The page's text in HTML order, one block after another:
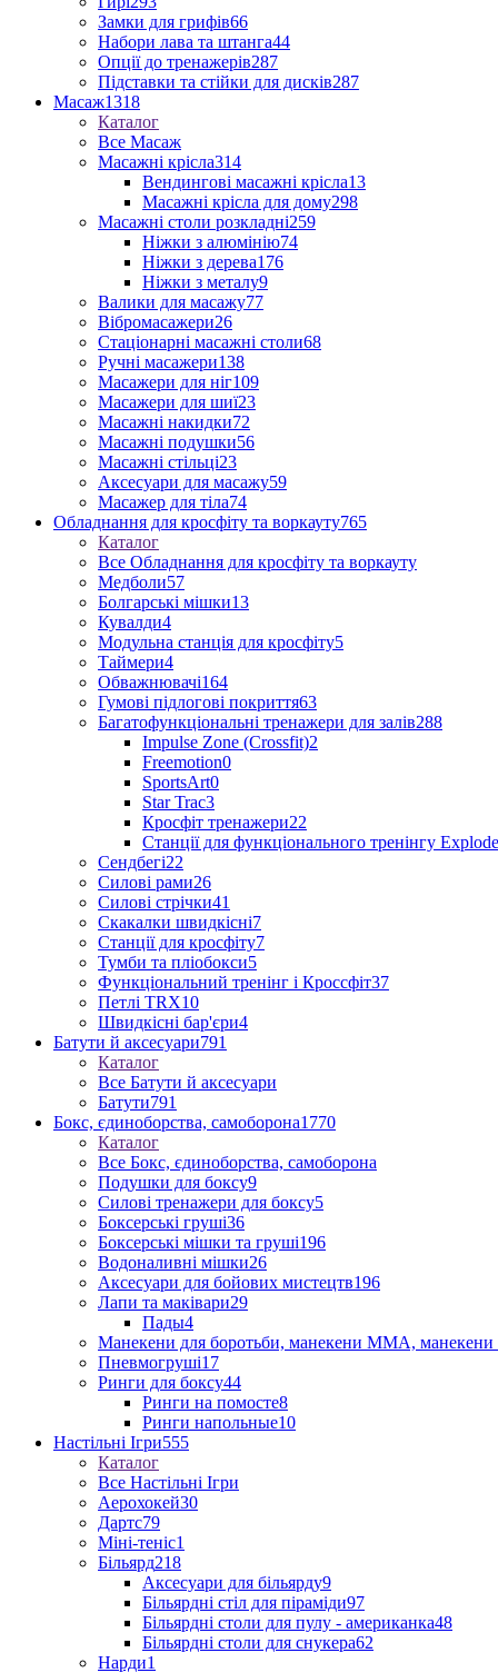
Замки для грифів66
Набори лава та штанга44
Опції до тренажерів287
Підставки та стійки для дисків287
Масаж1318
Каталог
Все Масаж
Масажні крісла314
Вендингові масажні крісла13
Масажні крісла для дому298
Масажні столи розкладні259
Ніжки з алюмінію74
Ніжки з дерева176
Ніжки з металу9
Валики для масажу77
Вібромасажери26
Стаціонарні масажні столи68
Ручні масажери138
Масажери для ніг109
Масажери для шиї23
Масажні накидки72
Масажні подушки56
Масажні стільці23
Аксесуари для масажу59
Масажер для тіла74
Обладнання для кросфіту та воркауту765
Каталог
Все Обладнання для кросфіту та воркауту
Медболи57
Болгарські мішки13
Кувалди4
Модульна станція для кросфіту5
Таймери4
Обважнювачі164
Гумові підлогові покриття63
Багатофункціональні тренажери для залів288
Impulse Zone (Crossfit)2
Freemotion0
SportsArt0
Star Trac3
Кросфіт тренажери22
Станції для функціонального тренінгу Explode
Сендбегі22
Силові рами26
Силові стрічки41
Скакалки швидкісні7
Станції для кросфіту7
Тумби та пліобокси5
Функціональний тренінг і Кроссфіт37
Петлі TRX10
Швидкісні бар'єри4
Батути й аксесуари791
Каталог
Все Батути й аксесуари
Батути791
Бокс, єдиноборства, самоборона1770
Каталог
Все Бокс, єдиноборства, самоборона
Подушки для боксу9
Силові тренажери для боксу5
Боксерські груші36
Боксерські мішки та груші196
Водоналивні мішки26
Аксесуари для бойових мистецтв196
Лапи та маківари29
Пады4
Манекени для боротьби, манекени ММА, манекени
Пневмогруші17
Ринги для боксу44
Ринги на помосте8
Ринги напольные10
Настільні Ігри555
Каталог
Все Настільні Ігри
Аерохокей30
Дартс79
Міні-теніс1
Більярд218
Аксесуари для більярду9
Більярдні стіл для піраміди97
Більярдні столи для пулу - американка48
Більярдні столи для снукера62
Нарди1